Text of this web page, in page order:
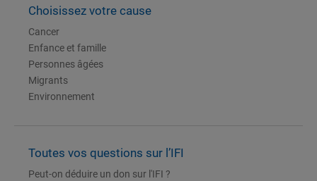
Choisissez votre cause
Cancer
Enfance et famille
Personnes âgées
Migrants
Environnement
Toutes vos questions sur l’IFI
Peut-on déduire un don sur l'IFI ?